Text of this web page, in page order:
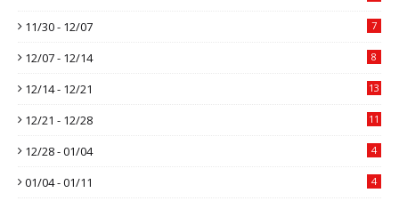
11/30 - 12/07 7
12/07 - 12/14 8
12/14 - 12/21 13
12/21 - 12/28 11
12/28 - 01/04 4
01/04 - 01/11 4